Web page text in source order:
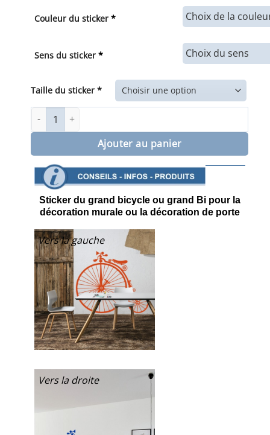
Couleur du sticker*
Sens du sticker*
Taille du sticker *
quantité de Sticker mural bicyclette rétro le Grand Bi
Ajouter au panier
Sticker du grand bicycle ou grand Bi pour la
décoration murale ou la décoration de porte
Vers la gauche
Vers la droite